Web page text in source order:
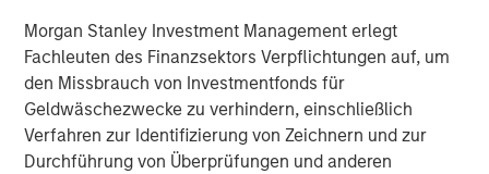
Morgan Stanley Investment Management erlegt
Fachleuten des Finanzsektors Verpflichtungen auf, um
den Missbrauch von Investmentfonds für
Geldwäschezwecke zu verhindern, einschließlich
Verfahren zur Identifizierung von Zeichnern und zur
Durchführung von Überprüfungen und anderen
Matt Murphy, CFA, CAIA
Managing Director